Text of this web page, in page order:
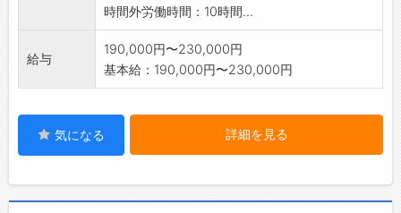
時間外労働時間：10時間...
給与
190,000円〜230,000円
基本給：190,000円〜230,000円
気になる 詳細を見る